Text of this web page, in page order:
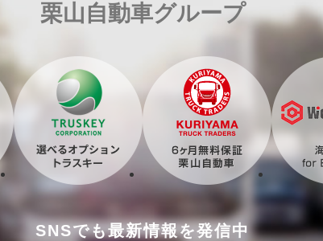
栗山自動車グループ
SNSでも最新情報を発信中